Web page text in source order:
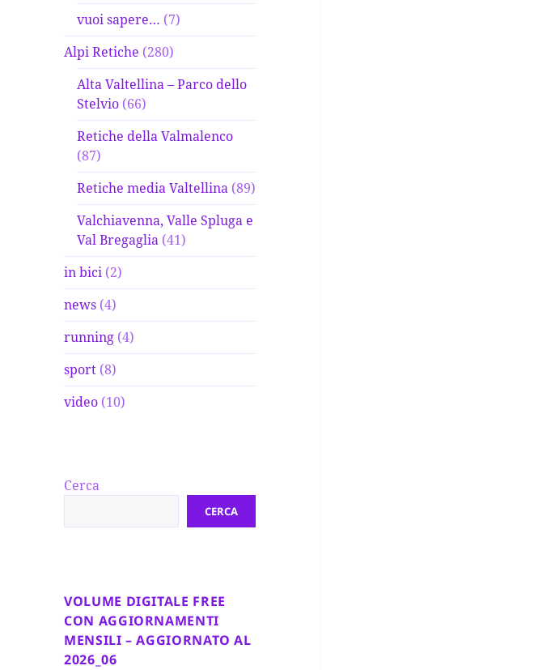
vuoi sapere… (7)
Alpi Retiche (280)
Alta Valtellina – Parco dello
Stelvio (66)
Retiche della Valmalenco
(87)
Retiche media Valtellina (89)
Valchiavenna, Valle Spluga e
Val Bregaglia (41)
in bici (2)
news (4)
running (4)
sport (8)
video (10)
Cerca
CERCA
VOLUME DIGITALE FREE
CON AGGIORNAMENTI
MENSILI – AGGIORNATO AL
2026_06